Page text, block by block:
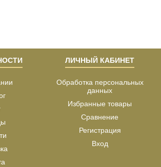
ЛИЧНЫЙ КАБИНЕТ
Обработка персональных
данных
Избранные товары
Сравнение
Регистрация
Вход